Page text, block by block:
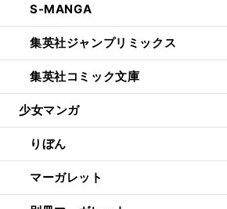
S-MANGA
集英社ジャンプリミックス
集英社コミック文庫
少女マンガ
りぼん
マーガレット